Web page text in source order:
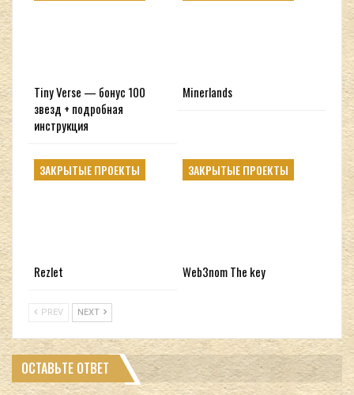
Tiny Verse — бонус 100
звезд + подробная
инструкция
Minerlands
ЗАКРЫТЫЕ ПРОЕКТЫ
Rezlet
ЗАКРЫТЫЕ ПРОЕКТЫ
Web3nom The key
PREV NEXT
ОСТАВЬТЕ ОТВЕТ